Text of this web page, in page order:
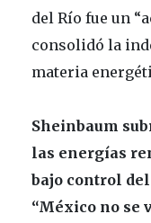
del Río fue un
consolidó la
materia
Sheinbaum
las energías
bajo control
“México no se